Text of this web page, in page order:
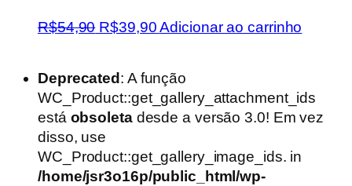
R$54,90 O
era:
R$54,90.
R$39,90O
é:
R$39,90.
Adicionar ao carrinho
Deprecated : A função
WC_Product::get_gallery_attachment_ids
está obsoletadesde a versão 3.0! Em vez
disso, use
WC_Product::get_gallery_image_ids. in
/home/jsr3o16p/public_html/wp-